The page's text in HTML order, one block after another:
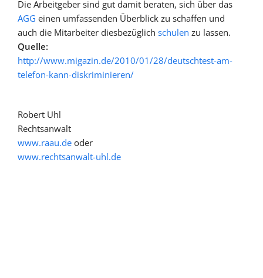
Die Arbeitgeber sind gut damit beraten, sich über das
AGG einen umfassenden Überblick zu schaffen und
auch die Mitarbeiter diesbezüglich schulen zu lassen.
Quelle:
http://www.migazin.de/2010/01/28/deutschtest-am-
telefon-kann-diskriminieren/
Robert Uhl
Rechtsanwalt
www.raau.de oder
www.rechtsanwalt-uhl.de